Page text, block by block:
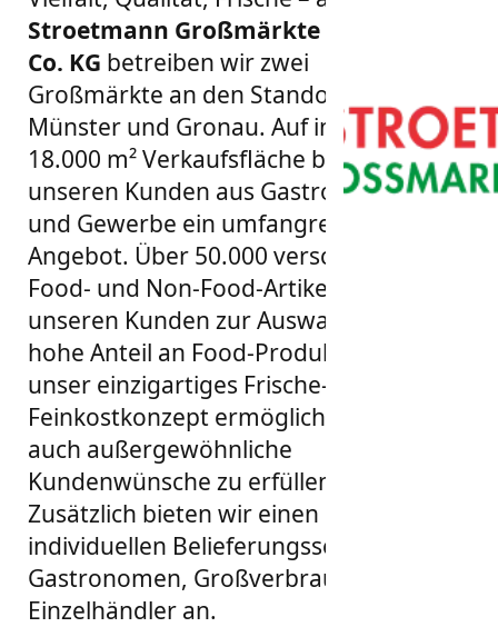
Stroetmann Großmärkte GmbH &
Co. KG betreiben wir zwei
Großmärkte an den Standorten
Münster und Gronau. Auf insgesamt
18.000 m² Verkaufsfläche bieten wir
unseren Kunden aus Gastronomie
und Gewerbe ein umfangreiches
Angebot. Über 50.000 verschiedene
Food- und Non-Food-Artikel stehen
unseren Kunden zur Auswahl. Der
hohe Anteil an Food-Produkten und
unser einzigartiges Frische- und
Feinkostkonzept ermöglichen es uns,
auch außergewöhnliche
Kundenwünsche zu erfüllen.
Zusätzlich bieten wir einen
individuellen Belieferungsservice für
Gastronomen, Großverbraucher und
Einzelhändler an.